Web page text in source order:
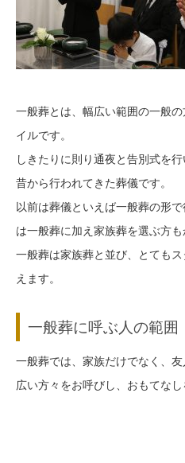
一般葬とは、幅広い範囲の一般
イルです。
しきたりに則り通夜と告別式を
昔から行われてきた葬儀です。
以前は葬儀といえば一般葬の形
は一般葬に加え家族葬を選ぶ方も
一般葬は家族葬と並び、とても
えます。
一般葬に呼ぶ人の範囲
一般葬では、家族だけでなく、
広い方々をお呼びし、おもてなし